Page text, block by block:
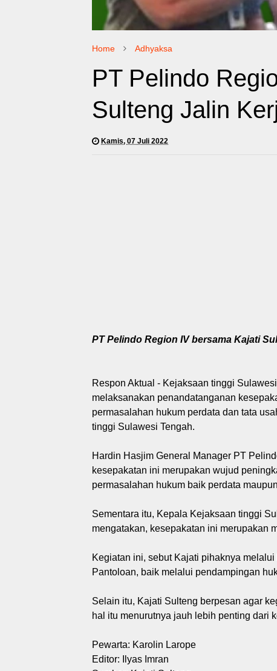
Home Adhyaksa
PT Pelindo
Sulteng Jalin
Kamis, 07 Juli 2022
PT Pelindo Region IV bersama Kajati
Respon Aktual - Kejaksaan tinggi
melaksanakan penandatanganan
permasalahan hukum perdata dan tata
tinggi Sulawesi Tengah.
Hardin Hasjim General Manager PT
kesepakatan ini merupakan wujud
permasalahan hukum baik perdata
Sementara itu, Kepala Kejaksaan tinggi
mengatakan, kesepakatan ini merupakan
Kegiatan ini, sebut Kajati pihaknya
Pantoloan, baik melalui pendampingan
Selain itu, Kajati Sulteng berpesan agar
hal itu menurutnya jauh lebih penting dari
Pewarta: Karolin Larope
Editor: Ilyas Imran